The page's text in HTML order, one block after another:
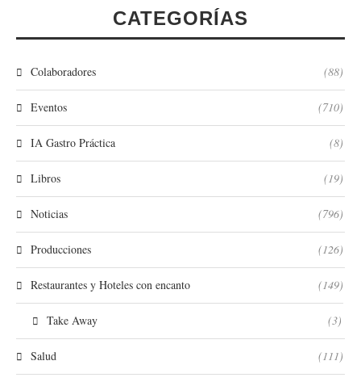
CATEGORÍAS
Colaboradores (88)
Eventos (710)
IA Gastro Práctica (8)
Libros (19)
Noticias (796)
Producciones (126)
Restaurantes y Hoteles con encanto (149)
Take Away (3)
Salud (111)